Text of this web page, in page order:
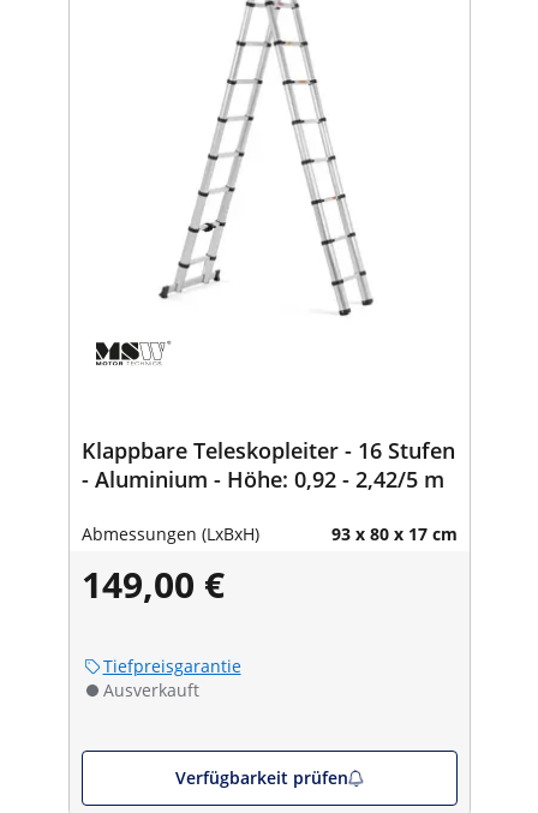
Klappbare Teleskopleiter - 16 Stufen
- Aluminium - Höhe: 0,92 - 2,42/5 m
Abmessungen (LxBxH) 93 x 80 x 17 cm
149,00 €
Tiefpreisgarantie
Ausverkauft
Verfügbarkeit prüfen